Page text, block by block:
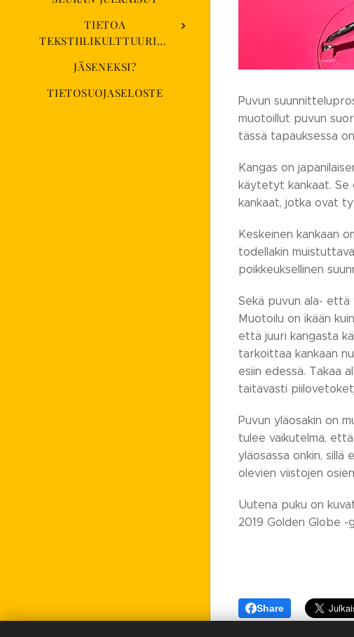
TIETOA
TEKSTIILIKULTTUURISEURASTA
JÄSENEKSI?
TIETOSUOJASELOSTE
Puvun
muotoillut puvun
tässä tapauksessa
Kangas on
käytetyt kankaat. Se
kankaat, jotka ovat
Keskeinen kankaan
todellakin
poikkeuksellinen
Sekä puvun ala- että
Muotoilu on ikään
että juuri kangasta
tarkoittaa kankaan
esiin edessä. Takaa
taitavasti
Puvun yläosakin on
tulee vaikutelma,
yläosassa onkin, sillä
olevien viistojen osien
Uutena puku on
2019 Golden Globe -
Share